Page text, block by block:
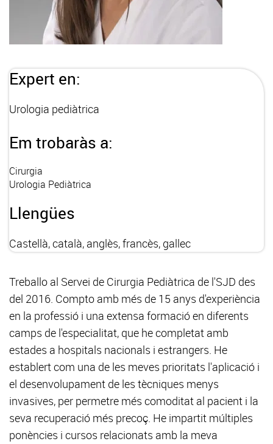
Expert en:
Urologia pediàtrica
Em trobaràs a:
Cirurgia
Urologia Pediàtrica
Llengües
Castellà, català, anglès, francès, gallec
Treballo al Servei de Cirurgia Pediàtrica de l'SJD des
del 2016. Compto amb més de 15 anys d'experiència
en la professió i una extensa formació en diferents
camps de l'especialitat, que he completat amb
estades a hospitals nacionals i estrangers. He
establert com una de les meves prioritats l'aplicació i
el desenvolupament de les tècniques menys
invasives, per permetre més comoditat al pacient i la
seva recuperació més precoç. He impartit múltiples
ponències i cursos relacionats amb la meva